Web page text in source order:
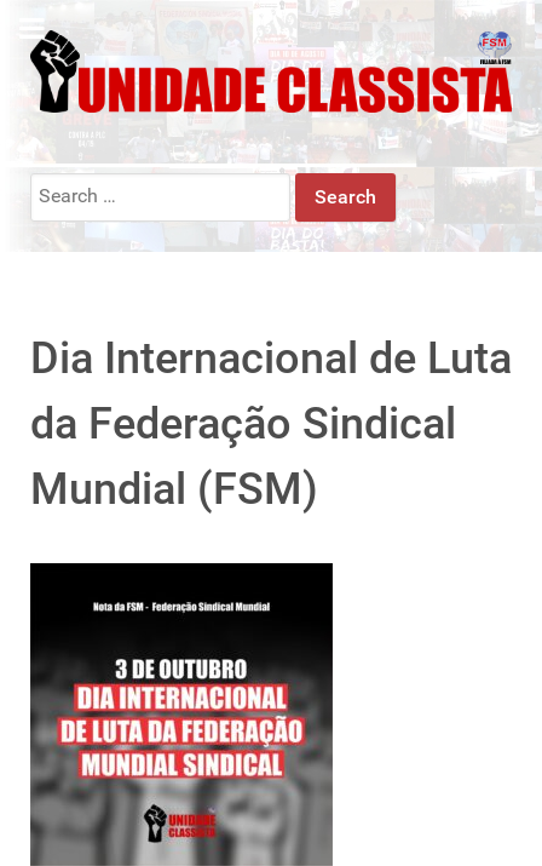
Search
Dia Internacional de Luta
da Federação Sindical
Mundial (FSM)